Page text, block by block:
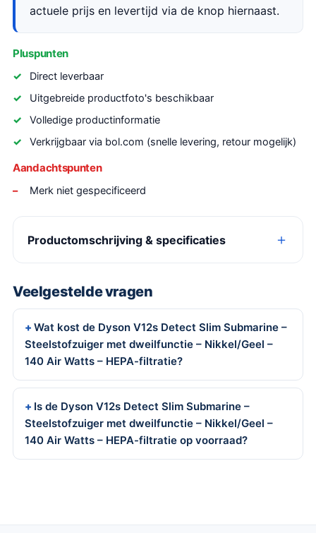
actuele prijs en levertijd via de knop hiernaast.
Pluspunten
Direct leverbaar
Uitgebreide productfoto's beschikbaar
Volledige productinformatie
Verkrijgbaar via bol.com (snelle levering, retour mogelijk)
Aandachtspunten
Merk niet gespecificeerd
Productomschrijving & specificaties
Veelgestelde vragen
Wat kost de Dyson V12s Detect Slim Submarine –
Steelstofzuiger met dweilfunctie – Nikkel/Geel –
140 Air Watts – HEPA-filtratie?
Is de Dyson V12s Detect Slim Submarine –
Steelstofzuiger met dweilfunctie – Nikkel/Geel –
140 Air Watts – HEPA-filtratie op voorraad?